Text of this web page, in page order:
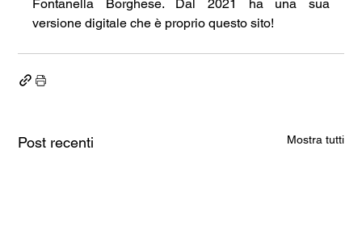
Fontanella Borghese. Dal 2021 ha una sua
versione digitale che è proprio questo sito!
Post recenti Mostra tutti